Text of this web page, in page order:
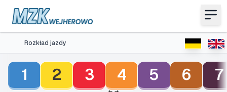
Rozkład jazdy
1 2 3 4 5 6 7